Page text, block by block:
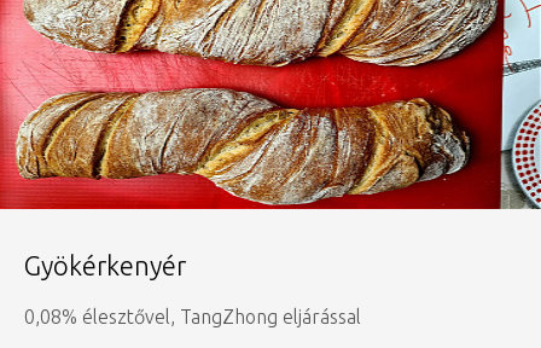
Gyökérkenyér
0,08% élesztővel, TangZhong eljárással